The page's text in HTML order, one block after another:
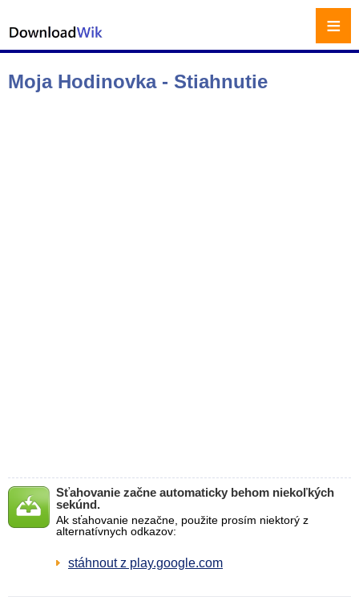
Moja Hodinovka - Stiahnutie
Sťahovanie začne automaticky behom niekoľkých
sekúnd.
Ak sťahovanie nezačne, použite prosím niektorý z
alternatívnych odkazov:
stáhnout z play.google.com
≡